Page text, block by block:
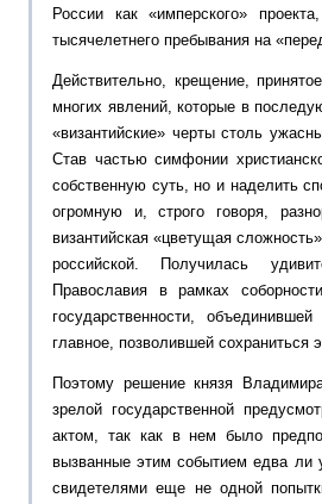
России как «имперского»
тысячелетнего пребывания на
Действительно, крещение,
многих явлений, которые в
«византийские» черты столь
Став частью симфонии
собственную суть, но и наделить
огромную и, строго говоря,
византийская «цветущая
российской. Получилась
Православия в рамках
государственности,
главное, позволившей
Поэтому решение князя
зрелой государственной
актом, так как в нем было
вызванные этим событием едва ли
свидетелями еще не одной